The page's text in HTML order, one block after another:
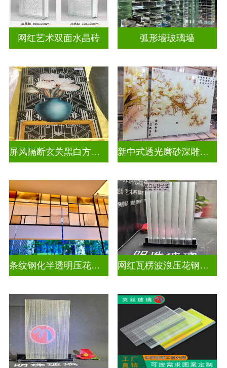
网红艺术双面水晶砖 弧形墙玻璃墙
屏风隔断玄关黑白方块深雕双面效果 新中式透光磨砂深雕浮雕玻璃
条纹钢化半透明压花玻璃 网红瓦楞波浪压花钢化玻璃